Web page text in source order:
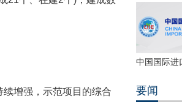
增强，示范项目的综合
中国国际进
要闻